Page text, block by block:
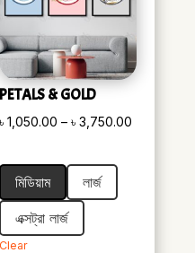
PETALS & GOLD
৳1,050.00 – ৳3,750.00
মিডিয়াম
লার্জ
এক্সট্রা লার্জ
Clear